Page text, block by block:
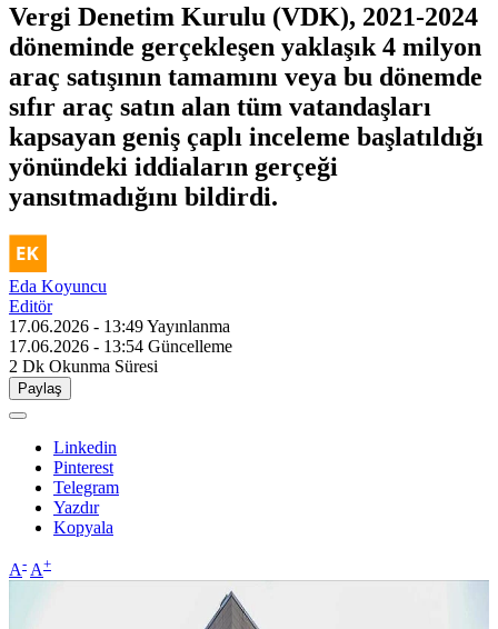
Vergi Denetim Kurulu (VDK), 2021-2024
döneminde gerçekleşen yaklaşık 4 milyon
araç satışının tamamını veya bu dönemde
sıfır araç satın alan tüm vatandaşları
kapsayan geniş çaplı inceleme başlatıldığı
yönündeki iddiaların gerçeği
yansıtmadığını bildirdi.
Eda Koyuncu
Editör
17.06.2026 - 13:49Yayınlanma
17.06.2026 - 13:54 Güncelleme
2 Dk Okunma Süresi
Paylaş
Linkedin
Pinterest
Telegram
Yazdır
Kopyala
A- A+